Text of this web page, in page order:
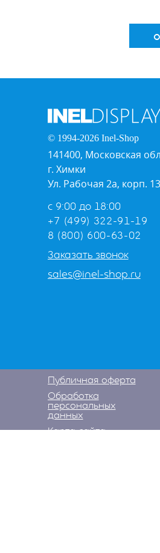
© 1994-2026 Inel-Shop
141400, Московская
г. Химки
Ул. Рабочая 2а, корп. 13
с 9:00 до 18:00
+7 (499) 322-91-19
8 (800) 600-63-02
Заказать звонок
sales@inel-shop.ru
Публичная оферта
Обработка
персональных
данных
Карта сайта